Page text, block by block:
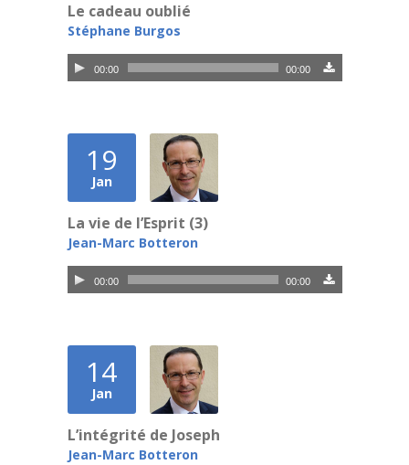
Le cadeau oublié
Stéphane Burgos
Lecteur
audio
00:00 00:00
19
Jan
La vie de l’Esprit (3)
Jean-Marc Botteron
Lecteur
audio
00:00 00:00
14
Jan
L’intégrité de Joseph
Jean-Marc Botteron